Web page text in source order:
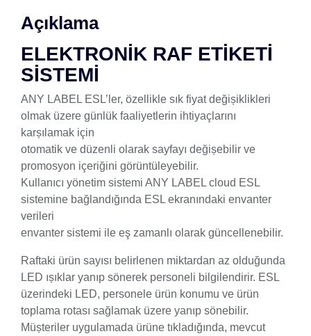
Açıklama
ELEKTRONİK RAF ETİKETİ
SİSTEMİ
ANY LABEL ESL’ler, özellikle sık fiyat değișiklikleri
olmak üzere günlük faaliyetlerin ihtiyaçlarını
karșılamak için
otomatik ve düzenli olarak sayfayı değișebilir ve
promosyon içeriğini görüntüleyebilir.
Kullanıcı yönetim sistemi ANY LABEL cloud ESL
sistemine bağlandığında ESL ekranındaki envanter
verileri
envanter sistemi ile eş zamanlı olarak güncellenebilir.
Raftaki ürün sayısı belirlenen miktardan az olduğunda
LED ıșıklar yanıp sönerek personeli bilgilendirir. ESL
üzerindeki LED, personele ürün konumu ve ürün
toplama rotası sağlamak üzere yanıp sönebilir.
Müșteriler uygulamada ürüne tıkladığında, mevcut